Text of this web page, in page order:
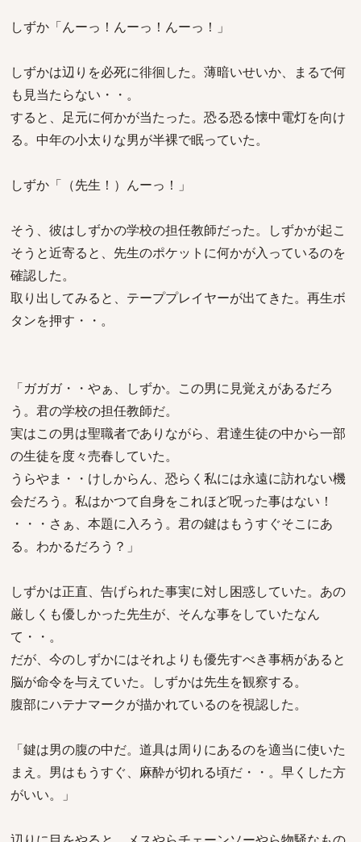
しずか「んーっ！んーっ！んーっ！」
しずかは辺りを必死に徘徊した。薄暗いせいか、まるで何
も見当たらない・・。
すると、足元に何かが当たった。恐る恐る懐中電灯を向け
る。中年の小太りな男が半裸で眠っていた。
しずか「（先生！）んーっ！」
そう、彼はしずかの学校の担任教師だった。しずかが起こ
そうと近寄ると、先生のポケットに何かが入っているのを
確認した。
取り出してみると、テーププレイヤーが出てきた。再生ボ
タンを押す・・。
「ガガガ・・やぁ、しずか。この男に見覚えがあるだろ
う。君の学校の担任教師だ。
実はこの男は聖職者でありながら、君達生徒の中から一部
の生徒を度々売春していた。
うらやま・・けしからん、恐らく私には永遠に訪れない機
会だろう。私はかつて自身をこれほど呪った事はない！
・・・さぁ、本題に入ろう。君の鍵はもうすぐそこにあ
る。わかるだろう？」
しずかは正直、告げられた事実に対し困惑していた。あの
厳しくも優しかった先生が、そんな事をしていたなん
て・・。
だが、今のしずかにはそれよりも優先すべき事柄があると
脳が命令を与えていた。しずかは先生を観察する。
腹部にハテナマークが描かれているのを視認した。
「鍵は男の腹の中だ。道具は周りにあるのを適当に使いた
まえ。男はもうすぐ、麻酔が切れる頃だ・・。早くした方
がいい。」